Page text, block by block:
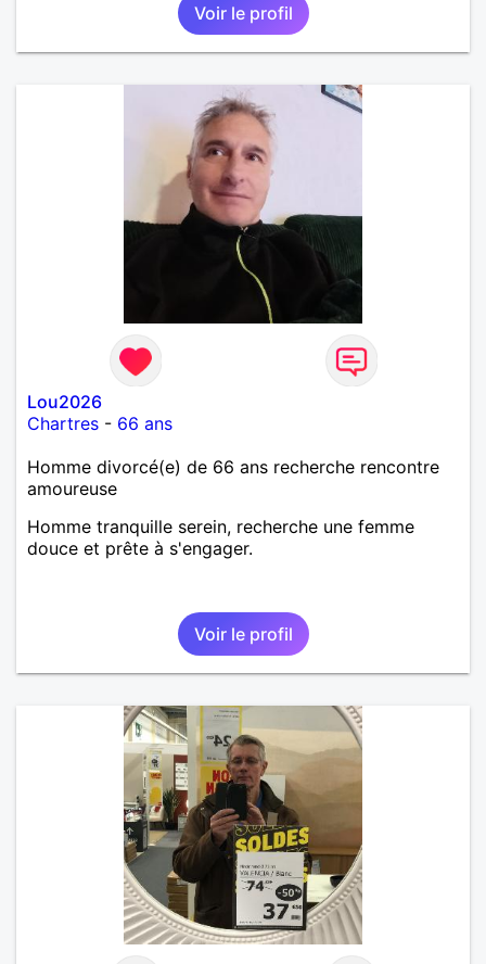
Voir le profil
Lou2026
Chartres - 66 ans
Homme divorcé(e) de 66 ans recherche rencontre
amoureuse
Homme tranquille serein, recherche une femme
douce et prête à s'engager.
Voir le profil